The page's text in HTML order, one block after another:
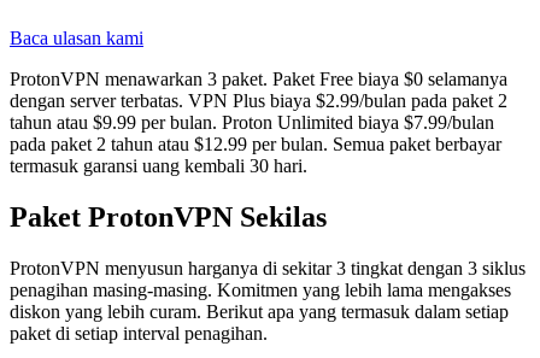
Baca ulasan kami
ProtonVPN menawarkan 3 paket. Paket Free biaya $0 selamanya
dengan server terbatas. VPN Plus biaya $2.99/bulan pada paket 2
tahun atau $9.99 per bulan. Proton Unlimited biaya $7.99/bulan
pada paket 2 tahun atau $12.99 per bulan. Semua paket berbayar
termasuk garansi uang kembali 30 hari.
Paket ProtonVPN Sekilas
ProtonVPN menyusun harganya di sekitar 3 tingkat dengan 3 siklus
penagihan masing-masing. Komitmen yang lebih lama mengakses
diskon yang lebih curam. Berikut apa yang termasuk dalam setiap
paket di setiap interval penagihan.